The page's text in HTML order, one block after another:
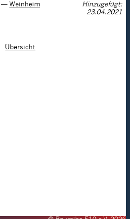
— Weinheim
Hinzugefügt:
23.04.2021
Übersicht